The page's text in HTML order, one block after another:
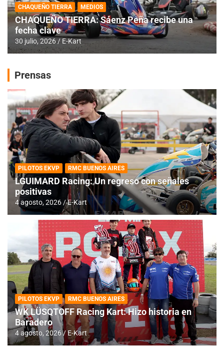
CHAQUEÑO TIERRA MEDIOS
CHAQUEÑO TIERRA: Sáenz Peña recibe una
fecha clave
30 julio, 2026 E-Kart
Prensas
PILOTOS EKVP RMC BUENOS AIRES
LGUIMARD Racing: Un regreso con señales
positivas
4 agosto, 2026 E-Kart
PILOTOS EKVP RMC BUENOS AIRES
WK LÜSQTOFF Racing Kart: Hizo historia en
Baradero
4 agosto, 2026 E-Kart